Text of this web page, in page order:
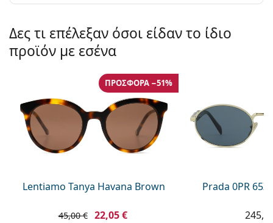
Δες τι επέλεξαν όσοι είδαν το ίδιο
προϊόν με εσένα
Lentiamo Tanya Havana Brown
ΠΡΟΣΦΟΡΆ −51%
45,00 € 22,05 €
Prada 0PR